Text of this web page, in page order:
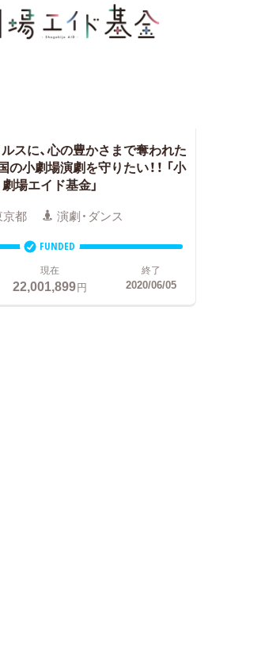
スに、心の豊かさまで奪われた
の小劇場演劇を守りたい！！ 「小
劇場エイド基金」
京都 演劇・ダンス
FUNDED
現在
22,001,899円
終了
2020/06/05